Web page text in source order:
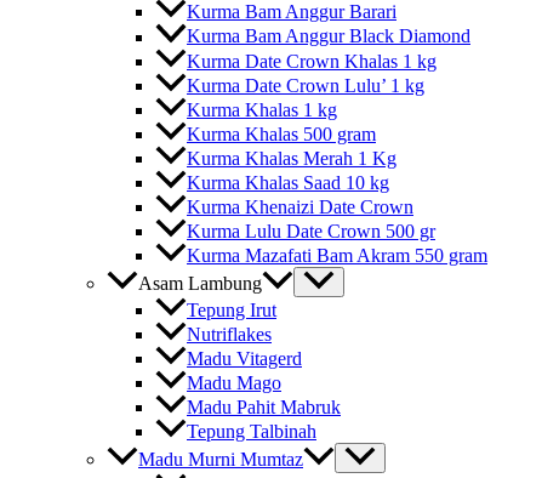
Kurma Bam Anggur Barari
Kurma Bam Anggur Black Diamond
Kurma Date Crown Khalas 1 kg
Kurma Date Crown Lulu’ 1 kg
Kurma Khalas 1 kg
Kurma Khalas 500 gram
Kurma Khalas Merah 1 Kg
Kurma Khalas Saad 10 kg
Kurma Khenaizi Date Crown
Kurma Lulu Date Crown 500 gr
Kurma Mazafati Bam Akram 550 gram
Asam Lambung
Tepung Irut
Nutriflakes
Madu Vitagerd
Madu Mago
Madu Pahit Mabruk
Tepung Talbinah
Madu Murni Mumtaz